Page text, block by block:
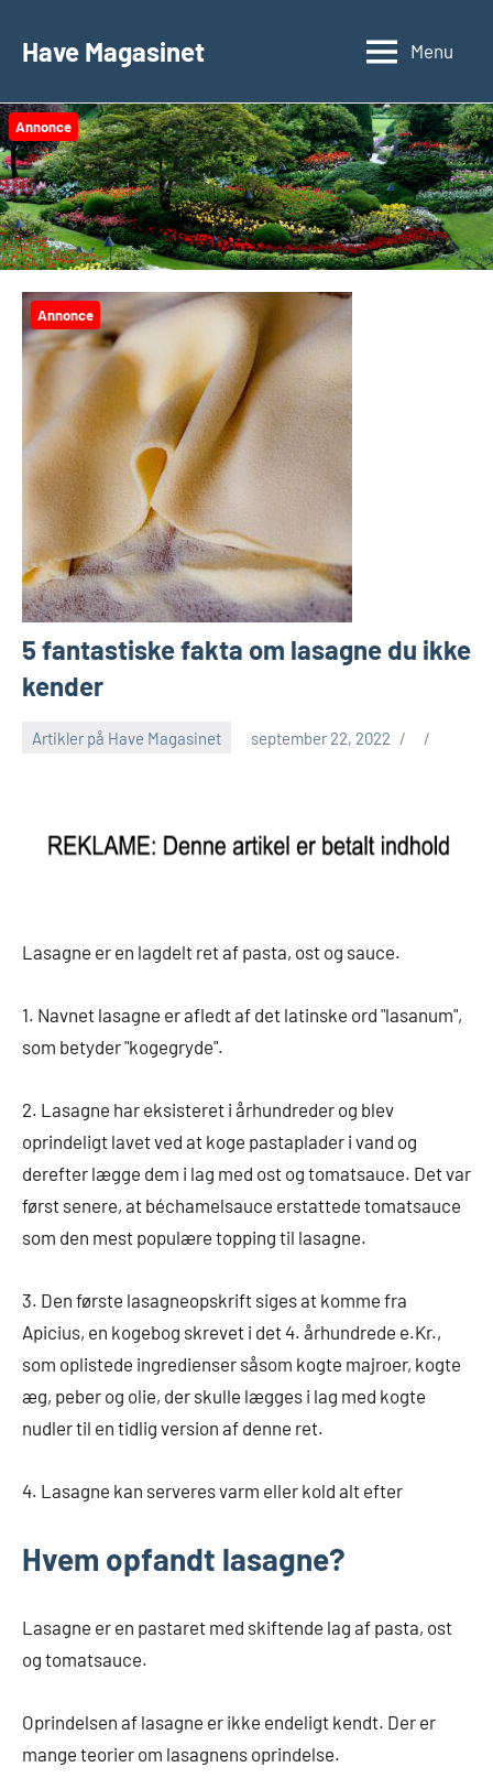
Have Magasinet Menu
Annonce
Annonce
5 fantastiske fakta om lasagne du ikke
kender
Artikler på Have Magasinet september 22, 2022
Lasagne er en lagdelt ret af pasta, ost og sauce.
1. Navnet lasagne er afledt af det latinske ord "lasanum",
som betyder "kogegryde".
2. Lasagne har eksisteret i århundreder og blev
oprindeligt lavet ved at koge pastaplader i vand og
derefter lægge dem i lag med ost og tomatsauce. Det var
først senere, at béchamelsauce erstattede tomatsauce
som den mest populære topping til lasagne.
3. Den første lasagneopskrift siges at komme fra
Apicius, en kogebog skrevet i det 4. århundrede e.Kr.,
som oplistede ingredienser såsom kogte majroer, kogte
æg, peber og olie, der skulle lægges i lag med kogte
nudler til en tidlig version af denne ret.
4. Lasagne kan serveres varm eller kold alt efter
Hvem opfandt lasagne?
Lasagne er en pastaret med skiftende lag af pasta, ost
og tomatsauce.
Oprindelsen af lasagne er ikke endeligt kendt. Der er
mange teorier om lasagnens oprindelse.